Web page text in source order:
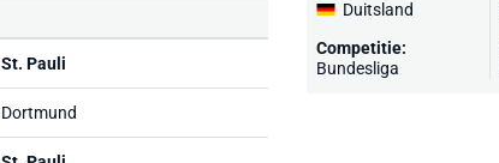
St. Pauli
Dortmund
Duitsland
Competitie:
Bundesliga